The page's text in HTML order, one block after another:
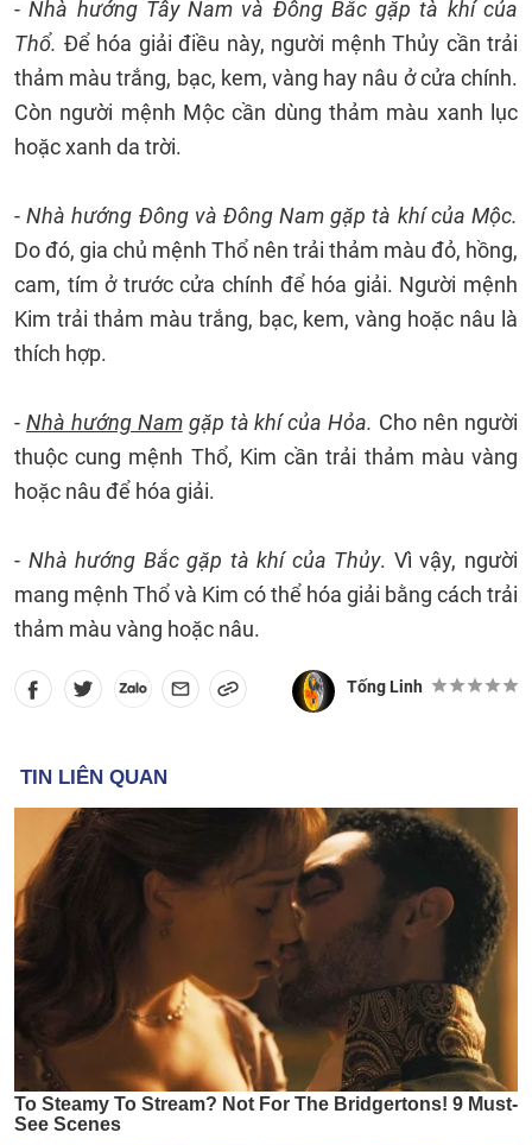
-Nhà hướng Tây Nam và Đông Bắc gặp tà khí của
Thổ. Để hóa giải điều này, người mệnh Thủy cần trải
thảm màu trắng, bạc, kem, vàng hay nâu ở cửa chính.
Còn người mệnh Mộc cần dùng thảm màu xanh lục
hoặc xanh da trời.
-Nhà hướng Đông và Đông Nam gặp tà khí của Mộc.
Do đó, gia chủ mệnh Thổ nên trải thảm màu đỏ, hồng,
cam, tím ở trước cửa chính để hóa giải. Người mệnh
Kim trải thảm màu trắng, bạc, kem, vàng hoặc nâu là
thích hợp.
- Nhà hướng Namgặp tà khí của Hỏa. Cho nên người
thuộc cung mệnh Thổ, Kim cần trải thảm màu vàng
hoặc nâu để hóa giải.
- Nhà hướng Bắc gặp tà khí của Thủy. Vì vậy, người
mang mệnh Thổ và Kim có thể hóa giải bằng cách trải
thảm màu vàng hoặc nâu.
Tống Linh